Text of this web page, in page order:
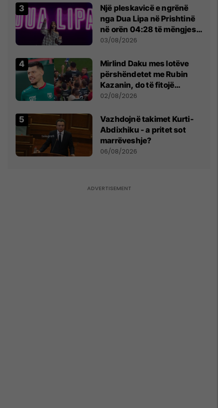
Një pleskavicë e ngrënë
nga Dua Lipa në Prishtinë
në orën 04:28 të mëngjesit
- dhe bota digjitale serbe
03/08/2026
Mirlind Daku mes lotëve
përshëndetet me Rubin
Kazanin, do të fitojë
miliona te Spartak Moska
02/08/2026
Vazhdojnë takimet Kurti-
Abdixhiku - a pritet sot
marrëveshje?
06/08/2026